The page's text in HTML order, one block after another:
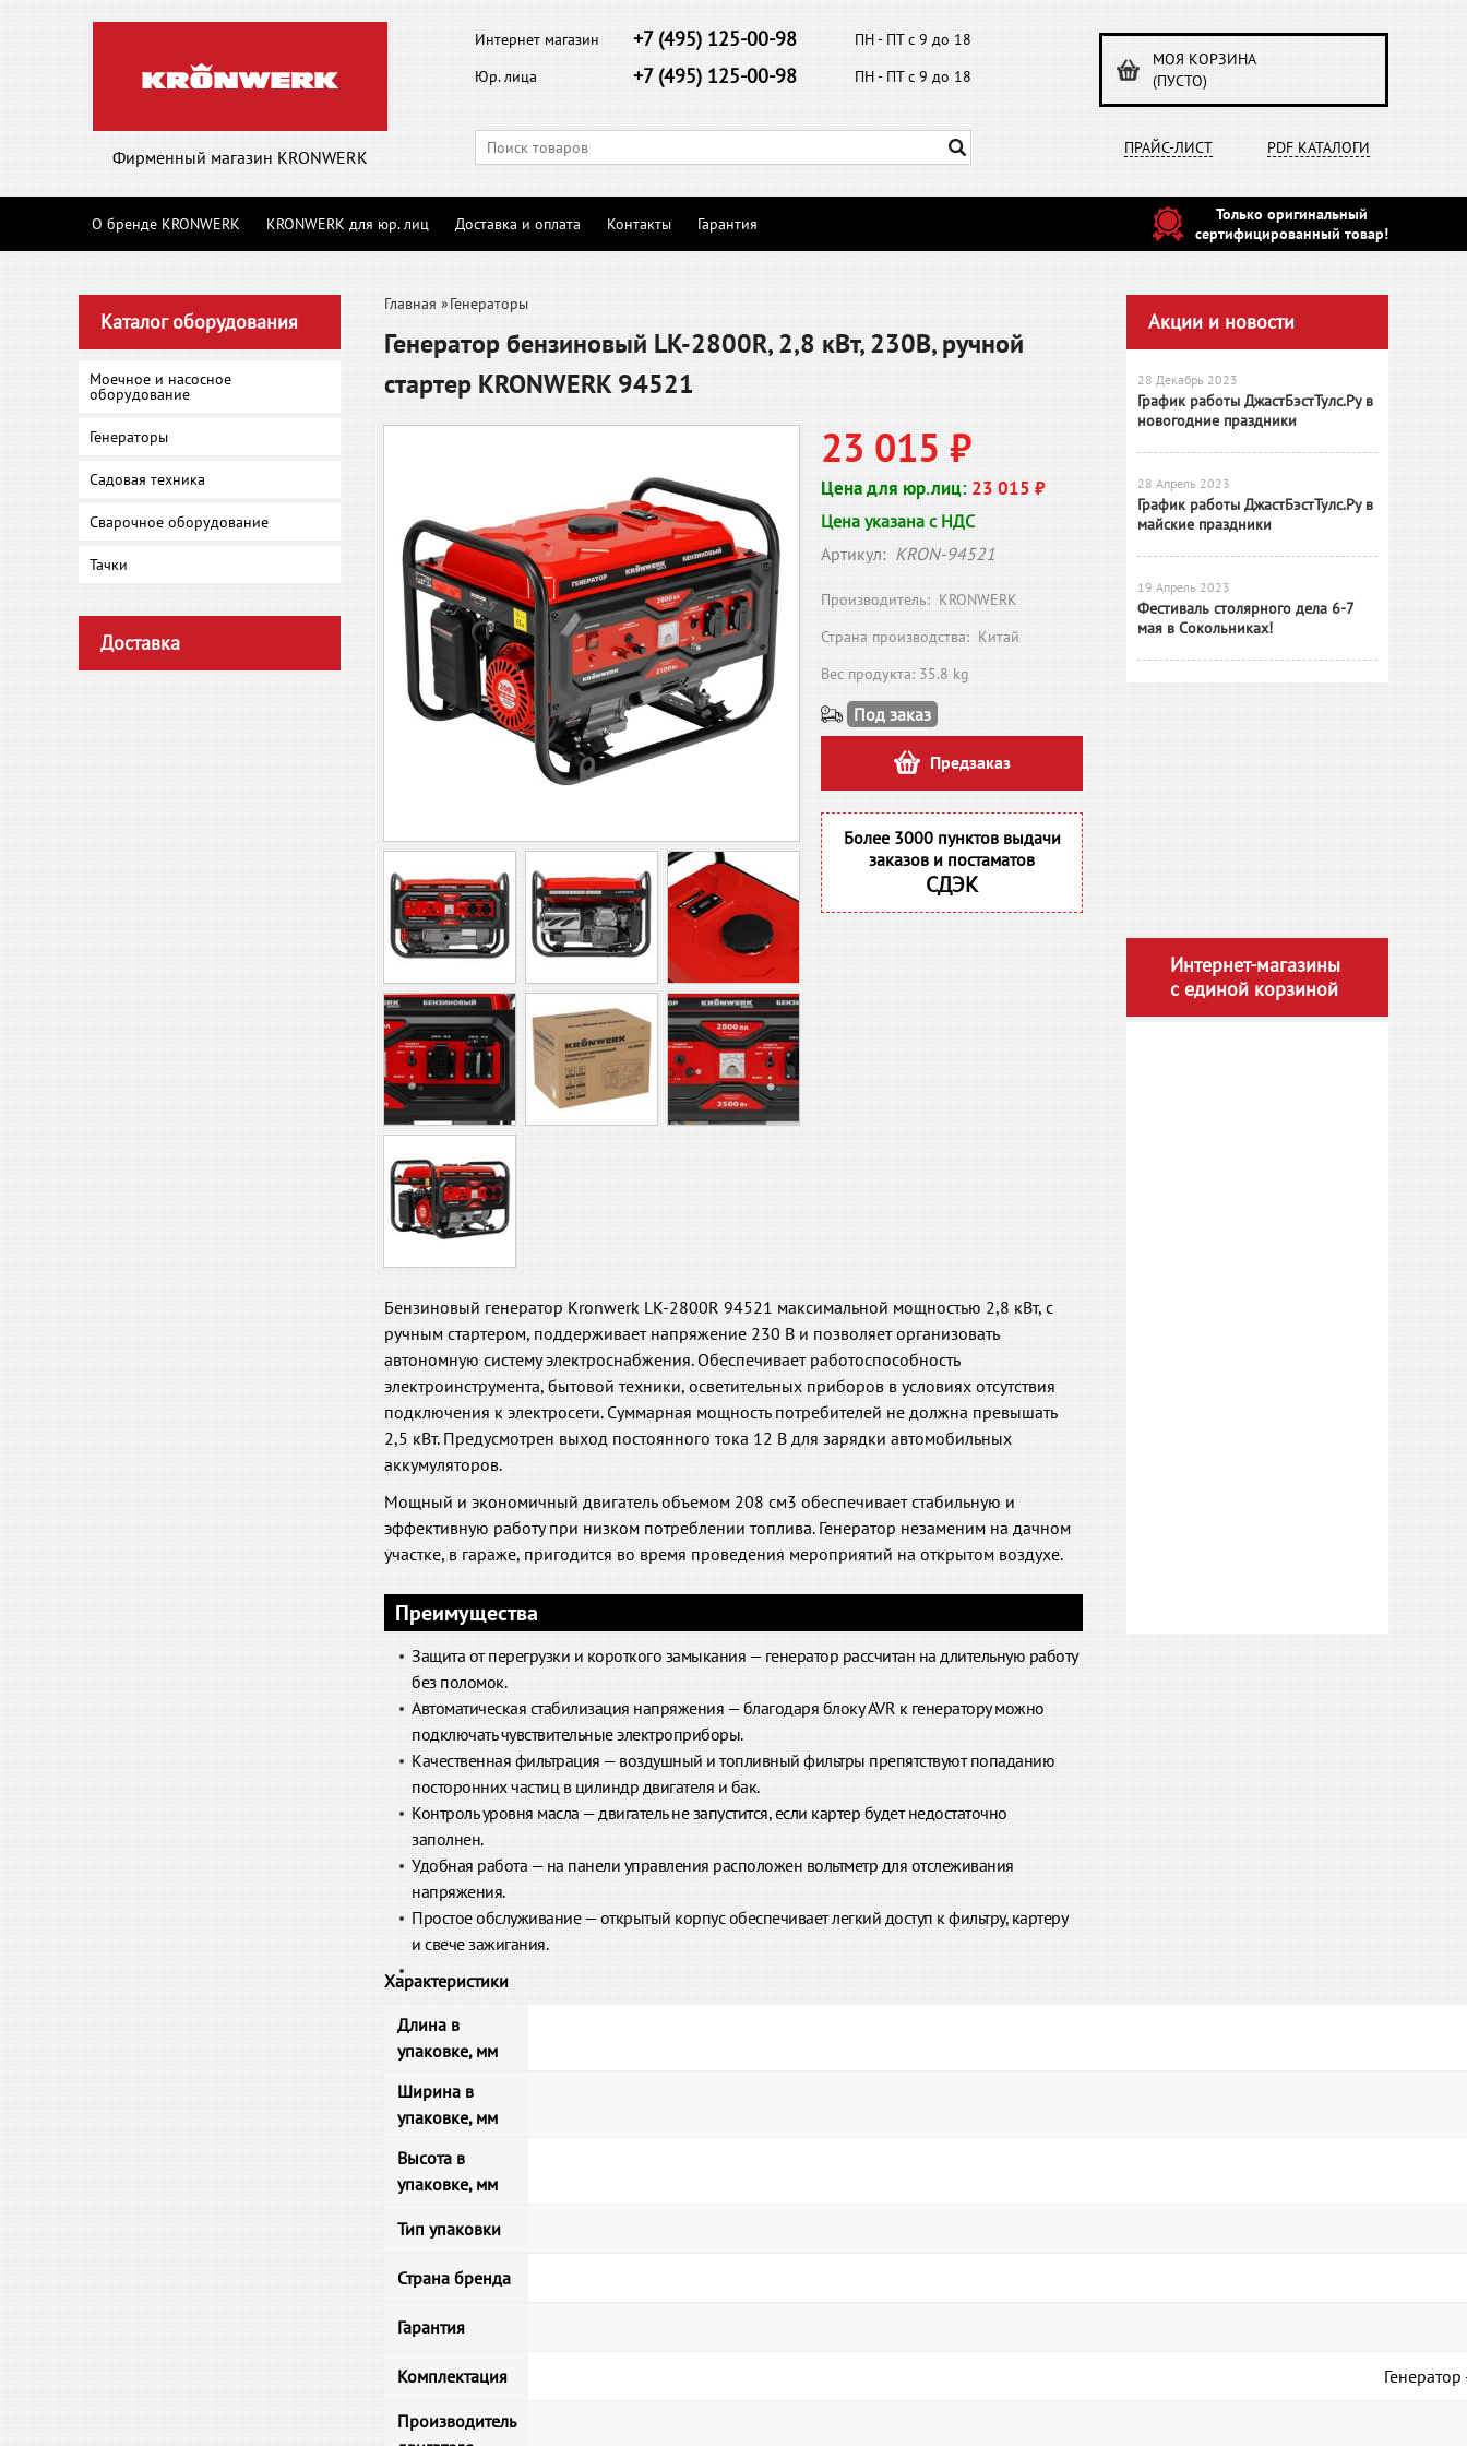
Фирменный магазин KRONWERK
Интернет магазин +7 (495) 125-00-98
ПН - ПТ с 9 до 18
Юр. лица
+7 (495) 125-00-98 ПН - ПТ с 9 до 18
МОЯ КОРЗИНА
(ПУСТО)
ПРАЙС-ЛИСТ PDF КАТАЛОГИ
О бренде KRONWERK KRONWERK для юр. лиц Доставка и оплата Контакты Гарантия
Только оригинальный
сертифицированный товар!
Каталог оборудования
Моечное и насосное
оборудование
Генераторы
Садовая техника
Сварочное оборудование
Тачки
Доставка
Главная »Генераторы
Генератор бензиновый LK-2800R, 2,8 кВт, 230В, ручной
стартер KRONWERK 94521
23 015 ₽
Цена для юр.лиц: 23 015 ₽
Цена указана с НДС
Артикул: KRON-94521
Производитель: KRONWERK
Страна производства: Китай
Вес продукта: 35.8 kg
Под заказ
Предзаказ
Более 3000 пунктов выдачи
заказов и постаматов
СДЭК
Бензиновый генератор Kronwerk LK-2800R 94521 максимальной мощностью 2,8 кВт, с
ручным стартером, поддерживает напряжение 230 В и позволяет организовать
автономную систему электроснабжения. Обеспечивает работоспособность
электроинструмента, бытовой техники, осветительных приборов в условиях отсутствия
подключения к электросети. Суммарная мощность потребителей не должна превышать
2,5 кВт. Предусмотрен выход постоянного тока 12 В для зарядки автомобильных
аккумуляторов.
Мощный и экономичный двигатель объемом 208 см3 обеспечивает стабильную и
эффективную работу при низком потреблении топлива. Генератор незаменим на дачном
участке, в гараже, пригодится во время проведения мероприятий на открытом воздухе.
Преимущества
Защита от перегрузки и короткого замыкания — генератор рассчитан на длительную работу
без поломок.
Автоматическая стабилизация напряжения — благодаря блоку AVR к генератору можно
подключать чувствительные электроприборы.
Качественная фильтрация — воздушный и топливный фильтры препятствуют попаданию
посторонних частиц в цилиндр двигателя и бак.
Контроль уровня масла — двигатель не запустится, если картер будет недостаточно
заполнен.
Удобная работа — на панели управления расположен вольтметр для отслеживания
напряжения.
Простое обслуживание — открытый корпус обеспечивает легкий доступ к фильтру, картеру
и свече зажигания.
Характеристики
Длина в
упаковке, мм
Ширина в
упаковке, мм
Высота в
упаковке, мм
Тип упаковки
Страна бренда
Гарантия
Комплектация
Производитель
Акции и новости
28 Декабрь 2023
График работы ДжастБэстТулс.Ру в
новогодние праздники
28 Апрель 2023
График работы ДжастБэстТулс.Ру в
майские праздники
19 Апрель 2023
Фестиваль столярного дела 6-7
мая в Сокольниках!
Интернет-магазины
с единой корзиной